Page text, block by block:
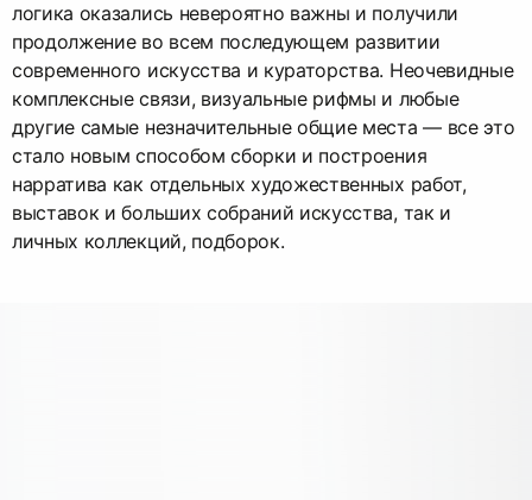
логика оказались невероятно важны и получили
продолжение во всем последующем развитии
современного искусства и кураторства. Неочевидные
комплексные связи, визуальные рифмы и любые
другие самые незначительные общие места — все это
стало новым способом сборки и построения
нарратива как отдельных художественных работ,
выставок и больших собраний искусства, так и
личных коллекций, подборок.